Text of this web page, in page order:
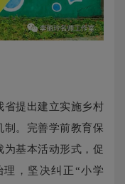
省提出建立实施乡村
。完善学前教育保
基本活动形式，促
，坚决纠正“小学